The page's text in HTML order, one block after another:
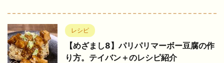
レシピ
【めざまし8】パリパリマーボー豆腐の作
り方。テイバン＋のレシピ紹介